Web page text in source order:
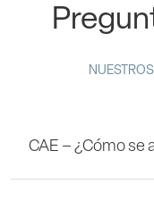
CAE – ¿Cómo se